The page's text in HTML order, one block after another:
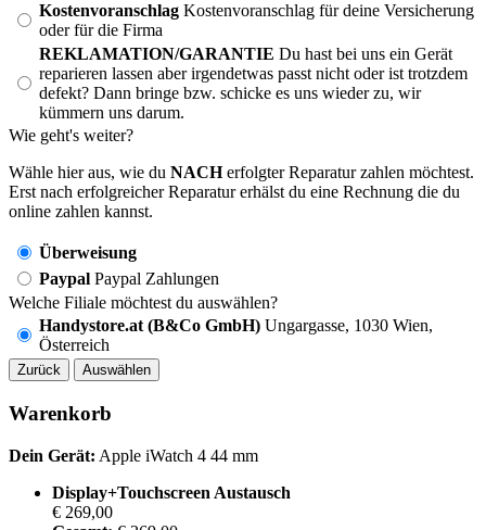
Kostenvoranschlag Kostenvoranschlag für deine Versicherung
oder für die Firma
REKLAMATION/GARANTIE Du hast bei uns ein Gerät
reparieren lassen aber irgendetwas passt nicht oder ist trotzdem
defekt? Dann bringe bzw. schicke es uns wieder zu, wir
kümmern uns darum.
Wie geht's weiter?
Wähle hier aus, wie du NACHerfolgter Reparatur zahlen möchtest.
Erst nach erfolgreicher Reparatur erhälst du eine Rechnung die du
online zahlen kannst.
Überweisung
Paypal Paypal Zahlungen
Welche Filiale möchtest du auswählen?
Handystore.at (B&Co GmbH) Ungargasse, 1030 Wien,
Österreich
Zurück Auswählen
Warenkorb
Dein Gerät: Apple iWatch 4 44 mm
Display+Touchscreen Austausch
€ 269,00